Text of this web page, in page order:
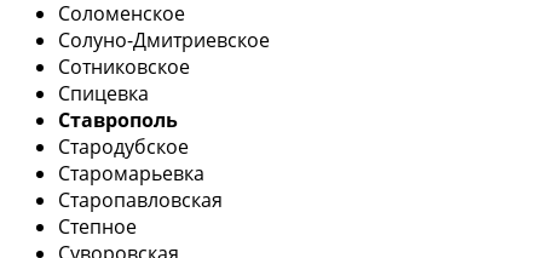
Соломенское
Солуно-Дмитриевское
Сотниковское
Спицевка
Ставрополь
Стародубское
Старомарьевка
Старопавловская
Степное